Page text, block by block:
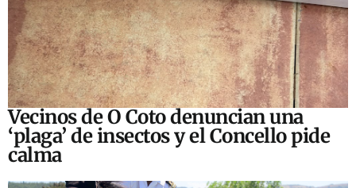
Vecinos de O Coto denuncian una
‘plaga’ de insectos y el Concello pide
calma